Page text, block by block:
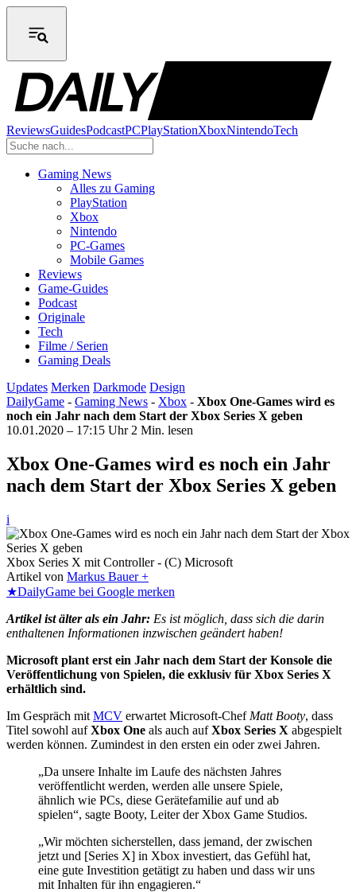
ReviewsGuidesPodcastPCPlayStationXboxNintendoTech
Gaming News
Alles zu Gaming
PlayStation
Xbox
Nintendo
PC-Games
Mobile Games
Reviews
Game-Guides
Podcast
Originale
Tech
Filme / Serien
Gaming Deals
Updates Merken Darkmode Design
DailyGame - Gaming News - Xbox - Xbox One-Games wird es
noch ein Jahr nach dem Start der Xbox Series X geben
10.01.2020 – 17:15 Uhr 2 Min. lesen
Xbox One-Games wird es noch ein Jahr
nach dem Start der Xbox Series X geben
i
Xbox Series X mit Controller - (C) Microsoft
Artikel von Markus Bauer +
★DailyGame bei Google merken
Artikel ist älter als ein Jahr: Es ist möglich, dass sich die darin
enthaltenen Informationen inzwischen geändert haben!
Microsoft plant erst ein Jahr nach dem Start der Konsole die
Veröffentlichung von Spielen, die exklusiv für Xbox Series X
erhältlich sind.
Im Gespräch mit MCV erwartet Microsoft-Chef Matt Booty, dass
Titel sowohl aufXbox One als auch aufXbox Series X abgespielt
werden können. Zumindest in den ersten ein oder zwei Jahren.
„Da unsere Inhalte im Laufe des nächsten Jahres
veröffentlicht werden, werden alle unsere Spiele,
ähnlich wie PCs, diese Gerätefamilie auf und ab
spielen“, sagte Booty, Leiter der Xbox Game Studios.
„Wir möchten sicherstellen, dass jemand, der zwischen
jetzt und [Series X] in Xbox investiert, das Gefühl hat,
eine gute Investition getätigt zu haben und dass wir uns
mit Inhalten für ihn engagieren.“